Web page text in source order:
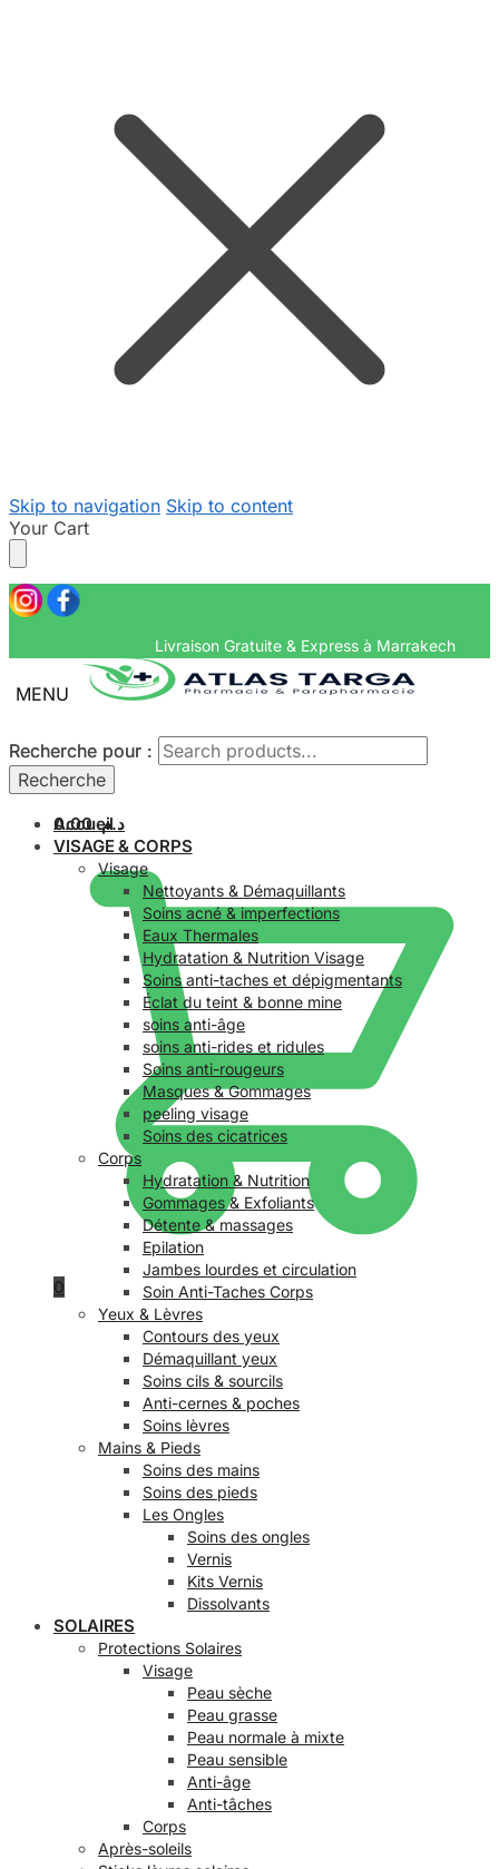
Skip to navigation Skip to content
Your Cart
Livraison Gratuite &
MENU
Recherche pour :
Recherche
د.م.0.00
0
Recherche pour :
Recherche
Accueil
VISAGE & CORPS
Visage
Nettoyants & Démaquillants
Soins acné & imperfections
Eaux Thermales
Hydratation & Nutrition Visage
Soins anti-taches et dépigmentants
Éclat du teint & bonne mine
soins anti-âge
soins anti-rides et ridules
Soins anti-rougeurs
Masques & Gommages
peeling visage
Soins des cicatrices
Corps
Hydratation & Nutrition
Gommages & Exfoliants
Détente & massages
Epilation
Jambes lourdes et circulation
Soin Anti-Taches Corps
Yeux & Lèvres
Contours des yeux
Démaquillant yeux
Soins cils & sourcils
Anti-cernes & poches
Soins lèvres
Mains & Pieds
Soins des mains
Soins des pieds
Les Ongles
Soins des ongles
Vernis
Kits Vernis
Dissolvants
SOLAIRES
Protections Solaires
Visage
Peau sèche
Peau grasse
Peau normale à mixte
Peau sensible
Anti-âge
Anti-tâches
Corps
Après-soleils